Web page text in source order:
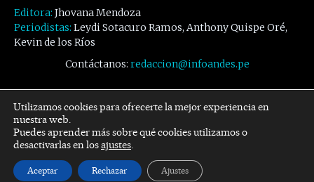
Editora: Jhovana Mendoza
Periodistas: Leydi Sotacuro Ramos, Anthony Quispe Oré,
Kevin de los Ríos
Contáctanos: redaccion@infoandes.pe
Síguenos
Facebook Twitter Youtube
Utilizamos cookies para ofrecerte la mejor experiencia en
nuestra web.
Puedes aprender más sobre qué cookies utilizamos o
desactivarlas en losajustes.
Aceptar Rechazar Ajustes